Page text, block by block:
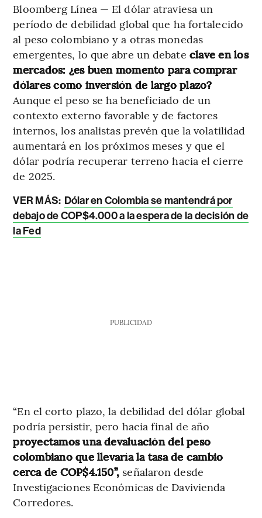
Bloomberg Línea — El dólar atraviesa un
período de debilidad global que ha fortalecido
al peso colombiano y a otras monedas
emergentes, lo que abre un debate clave en los
mercados: ¿es buen momento para comprar
dólares como inversión de largo plazo?
Aunque el peso se ha beneficiado de un
contexto externo favorable y de factores
internos, los analistas prevén que la volatilidad
aumentará en los próximos meses y que el
dólar podría recuperar terreno hacia el cierre
de 2025.
VER MÁS: Dólar en Colombia se mantendrá por
debajo de COP$4.000 a la espera de la decisión de
la Fed
PUBLICIDAD
“En el corto plazo, la debilidad del dólar global
podría persistir, pero hacia final de año
proyectamos una devaluación del peso
colombiano que llevaría la tasa de cambio
cerca de COP$4.150”, señalaron desde
Investigaciones Económicas de Davivienda
Corredores.